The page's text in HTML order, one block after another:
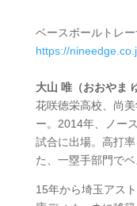
ベースボールトレ
https://
大山 唯（おおやま
花咲徳栄高校、尚
ー。2014年、ノー
試合に出場。高打
た、一塁手部門で
15年から埼玉アス